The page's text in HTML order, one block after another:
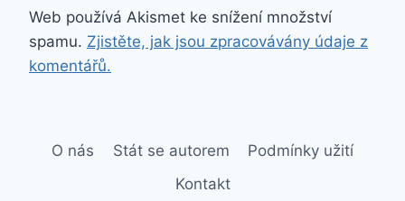
Web používá Akismet ke snížení množství
spamu. Zjistěte, jak jsou zpracovávány údaje z
komentářů.
O nás Stát se autorem
Podmínky užití
Kontakt